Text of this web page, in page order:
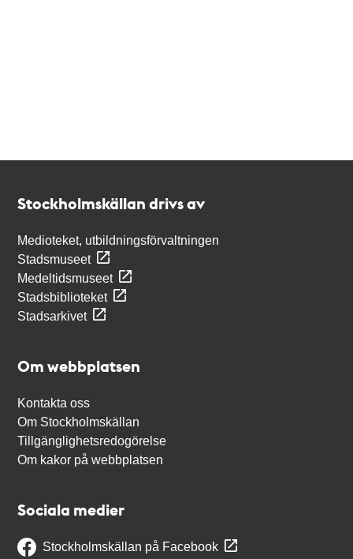
Stockholmskällan drivs av
Medioteket, utbildningsförvaltningen
Stadsmuseet
Medeltidsmuseet
Stadsbiblioteket
Stadsarkivet
Om webbplatsen
Kontakta oss
Om Stockholmskällan
Tillgänglighetsredogörelse
Om kakor på webbplatsen
Sociala medier
Stockholmskällan på Facebook